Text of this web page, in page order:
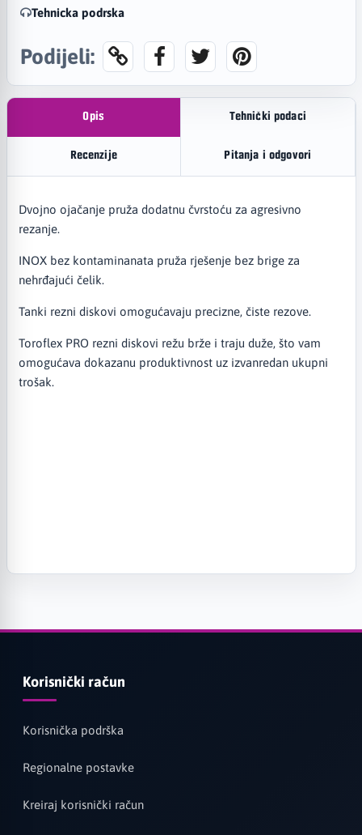
Tehnicka podrska
Podijeli:
Opis Tehnički podaci
Recenzije Pitanja i odgovori
Dvojno ojačanje pruža dodatnu čvrstoću za agresivno
rezanje.
INOX bez kontaminanata pruža rješenje bez brige za
nehrđajući čelik.
Tanki rezni diskovi omogućavaju precizne, čiste rezove.
Toroflex PRO rezni diskovi režu brže i traju duže, što vam
omogućava dokazanu produktivnost uz izvanredan ukupni
trošak.
Korisnički račun
Korisnička podrška
Regionalne postavke
Kreiraj korisnički račun